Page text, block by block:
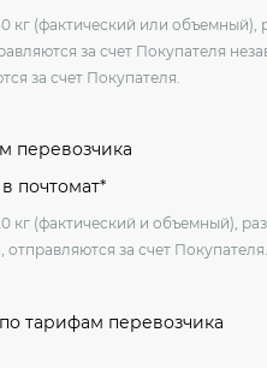
кг (фактический или объемный),
за счет Покупателя
за счет Покупателя.
перевозчика
почтомат*
кг (фактический и объемный),
за счет Покупателя.
тарифам перевозчика